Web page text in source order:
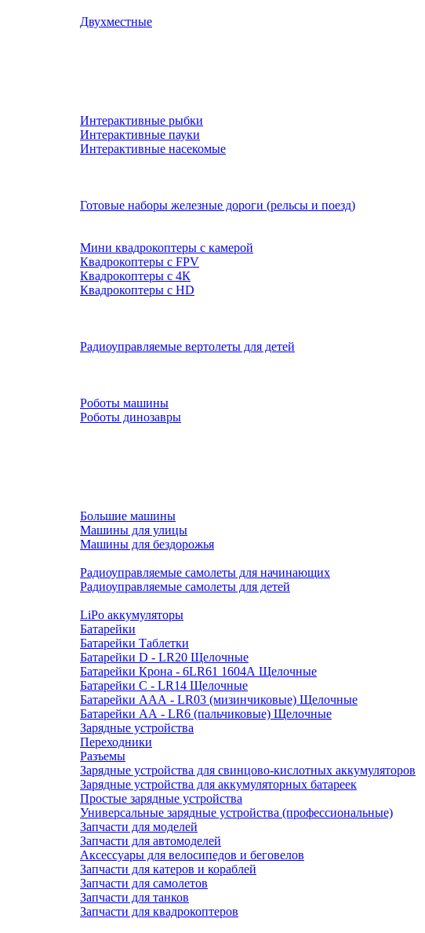
Двухместные
Интерактивные рыбки
Интерактивные пауки
Интерактивные насекомые
Готовые наборы железные дороги (рельсы и поезд)
Мини квадрокоптеры с камерой
Квадрокоптеры с FPV
Квадрокоптеры с 4К
Квадрокоптеры с HD
Радиоуправляемые вертолеты для детей
Роботы машины
Роботы динозавры
Большие машины
Машины для улицы
Машины для бездорожья
Радиоуправляемые самолеты для начинающих
Радиоуправляемые самолеты для детей
LiPo аккумуляторы
Батарейки
Батарейки Таблетки
Батарейки D - LR20 Щелочные
Батарейки Крона - 6LR61 1604A Щелочные
Батарейки C - LR14 Щелочные
Батарейки AAA - LR03 (мизинчиковые) Щелочные
Батарейки AA - LR6 (пальчиковые) Щелочные
Зарядные устройства
Переходники
Разъемы
Зарядные устройства для свинцово-кислотных аккумуляторов
Зарядные устройства для аккумуляторных батареек
Простые зарядные устройства
Универсальные зарядные устройства (профессиональные)
Запчасти для моделей
Запчасти для автомоделей
Аксессуары для велосипедов и беговелов
Запчасти для катеров и кораблей
Запчасти для самолетов
Запчасти для танков
Запчасти для квадрокоптеров